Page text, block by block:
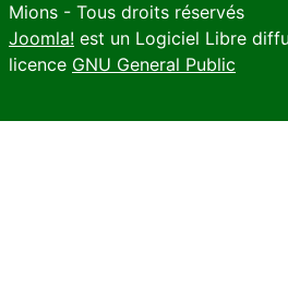
Mions - Tous droits réservés
Joomla! est un Logiciel Libre
licence GNU General Public